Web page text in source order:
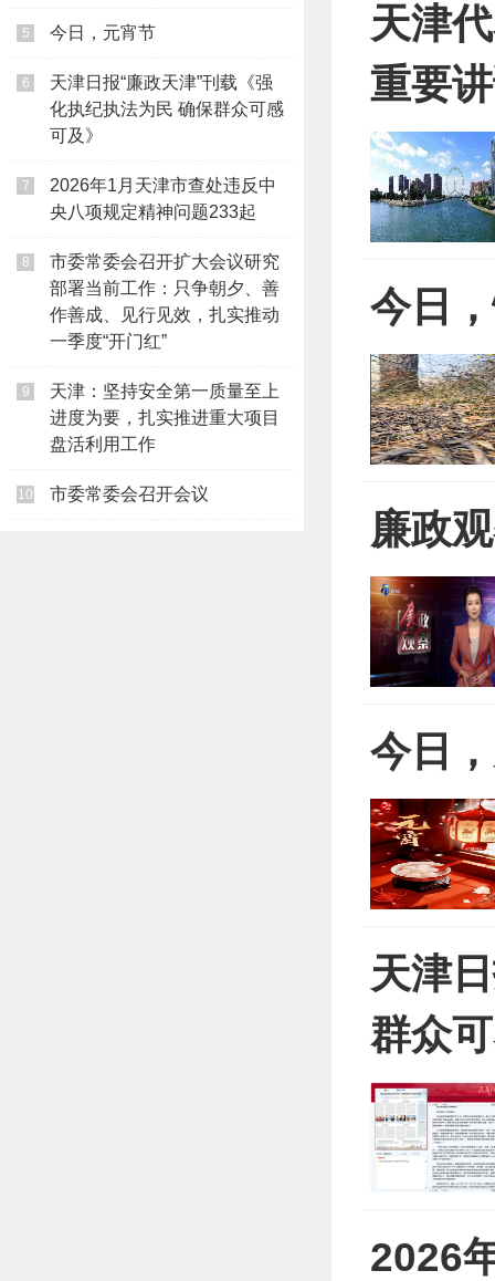
5 今日，元宵节
6
天津日报“廉政天津”刊载《强
化执纪执法为民 确保群众可感
可及》
7
2026年1月天津市查处违反中
央八项规定精神问题233起
8
市委常委会召开扩大会议研究
部署当前工作：只争朝夕、善
作善成、见行见效，扎实推动
一季度“开门红”
9
天津：坚持安全第一质量至上
进度为要，扎实推进重大项目
盘活利用工作
10 市委常委会召开会议
天津
重要
今日
廉政
今日
天津
群众
2026